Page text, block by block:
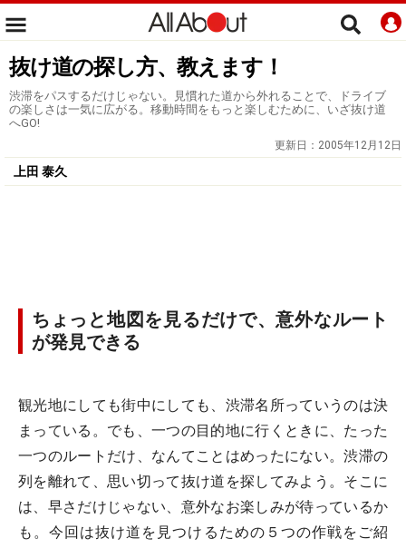
抜け道の探し方、教えます！
渋滞をパスするだけじゃない。見慣れた道から外れることで、ドライブ
の楽しさは一気に広がる。移動時間をもっと楽しむために、いざ抜け道
へGO!
更新日： 2005年12月12日
上田 泰久
ちょっと地図を見るだけで、意外なルート
が発見できる
観光地にしても街中にしても、渋滞名所っていうのは決
まっている。でも、一つの目的地に行くときに、たった
一つのルートだけ、なんてことはめったにない。渋滞の
列を離れて、思い切って抜け道を探してみよう。そこに
は、早さだけじゃない、意外なお楽しみが待っているか
も。今回は抜け道を見つけるための５つの作戦をご紹